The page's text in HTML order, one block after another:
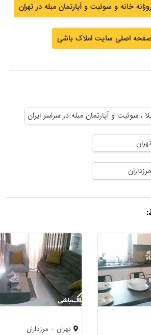
خانه و سوئیت و آپارتمان مبله در تهران
صفحه اصلی سایت املاک باشی
، سوئیت و آپارتمان مبله در سراسر ایران
تهران - مرزداران